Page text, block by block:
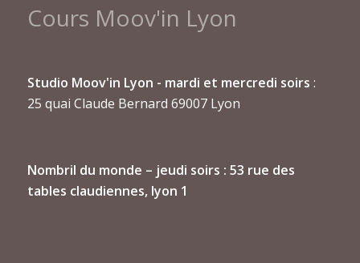
Cours Moov'in Lyon
Studio Moov'in Lyon - mardi et mercredi soirs :
25 quai Claude Bernard 69007 Lyon
Nombril du monde – jeudi soirs : 53 rue des
tables claudiennes, lyon 1